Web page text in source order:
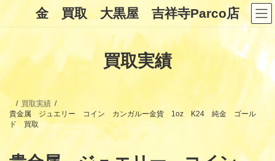
ン
キ
ッ
ー
に
移
金 買取 大黒屋 吉祥寺Parco店
買取実績
買取実績
貴金属 ジュエリー コイン カンガルー金貨 1oz K24 純金 ゴール
ド 買取